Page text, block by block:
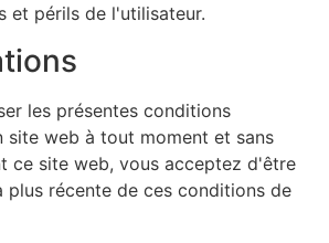
et périls de l'utilisateur.
les présentes conditions
site web à tout moment et sans
ce site web, vous acceptez d'être
plus récente de ces conditions de